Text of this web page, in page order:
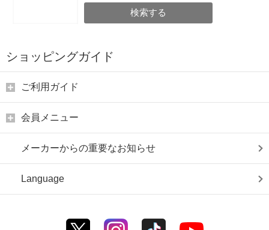
検索する
ショッピングガイド
ご利用ガイド
会員メニュー
メーカーからの重要なお知らせ
Language